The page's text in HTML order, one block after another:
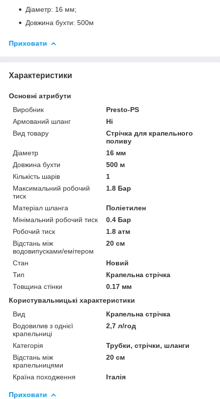
Діаметр: 16 мм;
Довжина бухти: 500м
Приховати
Характеристики
Основні атрибути
Виробник
Presto-PS
Армований шланг
Ні
Вид товару
Стрічка для крапельного
поливу
Діаметр
16 мм
Довжина бухти
500 м
Кількість шарів
1
Максимальний робочий
тиск
1.8 Бар
Матеріал шланга
Поліетилен
Мінімальний робочий тиск
0.4 Бар
Робочий тиск
1.8 атм
Відстань між
водовипусками/емітером
20 см
Стан
Новий
Тип
Крапельна стрічка
Товщина стінки
0.17 мм
Користувальницькі характеристики
Вид
Крапельна стрічка
Водовилив з однієї
крапельниці
2,7 л/год
Категорія
Трубки, стрічки, шланги
Відстань між
крапельницями
20 см
Країна походження Італія
Приховати